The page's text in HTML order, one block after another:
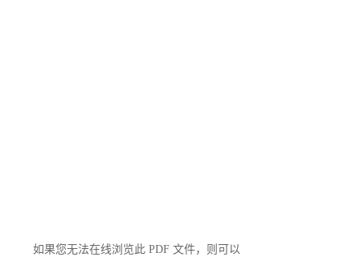
如果您无法在线浏览此 PDF 文件，则可以